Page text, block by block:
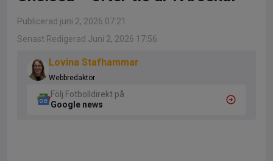
Publicerad juni 2, 2026 07:21
Senast Redigerad Juni 2, 2026 17:56
Lovina Stafhammar
Webbredaktör
Följ Fotbolldirekt på
Google news